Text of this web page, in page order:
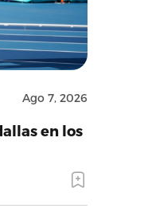
Ago 7, 2026
en los